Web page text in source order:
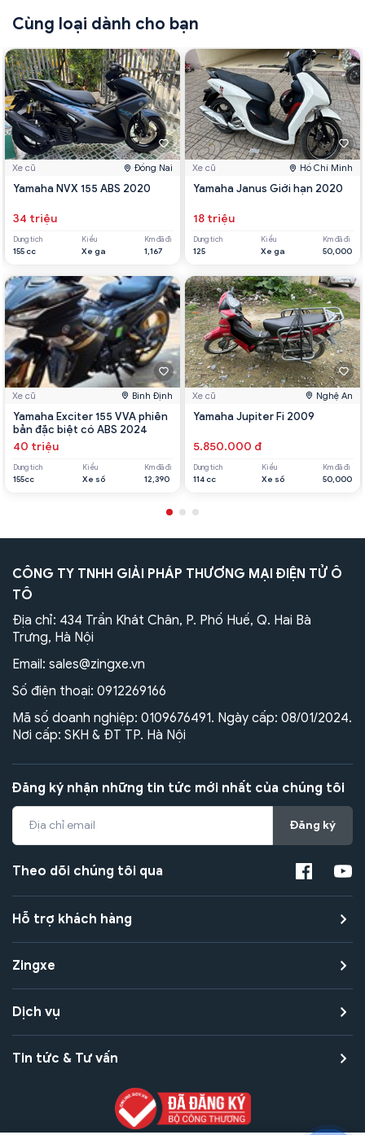
Cùng loại dành cho bạn
Xe cũ Đồng Nai
Yamaha NVX 155 ABS 2020
34 triệu
Dung tích
155 cc
Kiểu
Xe ga
Km đã đi
1,167
Xe cũ Bình Định
Yamaha Exciter 155 VVA phiên
bản đặc biệt có ABS 2024
40 triệu
Dung tích
155cc
Kiểu
Xe số
Km đã đi
12,390
Xe cũ Hồ Chí Minh
Yamaha Janus Giới hạn 2020
18 triệu
Dung tích
125
Kiểu
Xe ga
Km đã đi
50,000
Xe cũ Nghệ An
Yamaha Jupiter Fi 2009
5.850.000 đ
Dung tích
114 cc
Kiểu
Xe số
Km đã đi
50,000
CÔNG TY TNHH GIẢI PHÁP THƯƠNG MẠI ĐIỆN TỬ Ô
TÔ
Địa chỉ: 434 Trần Khát Chân, P. Phố Huế, Q. Hai Bà
Trưng, Hà Nội
Email: sales@zingxe.vn
Số điện thoại: 0912269166
Mã số doanh nghiệp: 0109676491. Ngày cấp: 08/01/2024.
Nơi cấp: SKH & ĐT TP. Hà Nội
Đăng ký nhận những tin tức mới nhất của chúng tôi
Đăng ký
Theo dõi chúng tôi qua
Hỗ trợ khách hàng
Zingxe
Dịch vụ
Tin tức & Tư vấn